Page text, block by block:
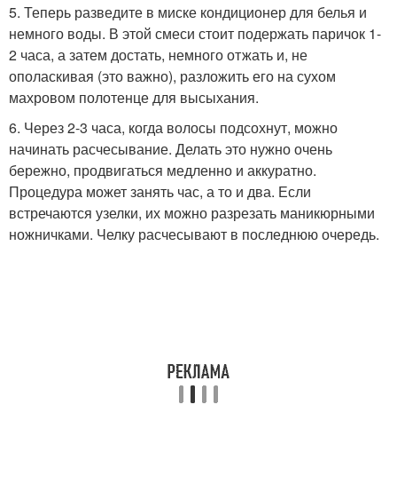
5. Теперь разведите в миске кондиционер для белья и
немного воды. В этой смеси стоит подержать паричок 1-
2 часа, а затем достать, немного отжать и, не
ополаскивая (это важно), разложить его на сухом
махровом полотенце для высыхания.
6. Через 2-3 часа, когда волосы подсохнут, можно
начинать расчесывание. Делать это нужно очень
бережно, продвигаться медленно и аккуратно.
Процедура может занять час, а то и два. Если
встречаются узелки, их можно разрезать маникюрными
ножничками. Челку расчесывают в последнюю очередь.